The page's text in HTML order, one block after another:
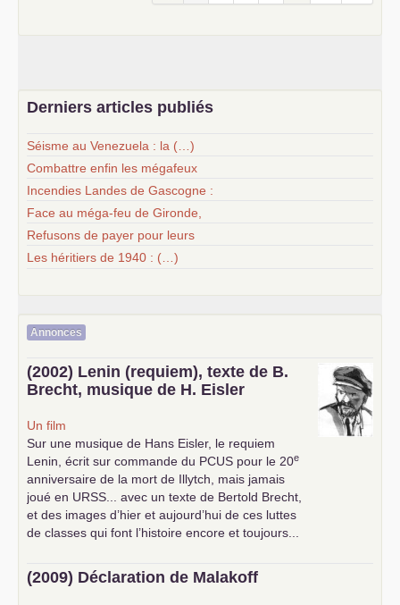
Derniers articles publiés
Séisme au Venezuela : la (…)
Combattre enfin les mégafeux
Incendies Landes de Gascogne :
Face au méga-feu de Gironde,
Refusons de payer pour leurs
Les héritiers de 1940 : (…)
Annonces
(2002) Lenin (requiem), texte de B.
Brecht, musique de H. Eisler
Un film
Sur une musique de Hans Eisler, le requiem
Lenin, écrit sur commande du PCUS pour le 20e
anniversaire de la mort de Illytch, mais jamais
joué en URSS ... avec un texte de Bertold Brecht,
et des images d’hier et aujourd’hui de ces luttes
de classes qui font l’histoire encore et toujours...
(2009) Déclaration de Malakoff